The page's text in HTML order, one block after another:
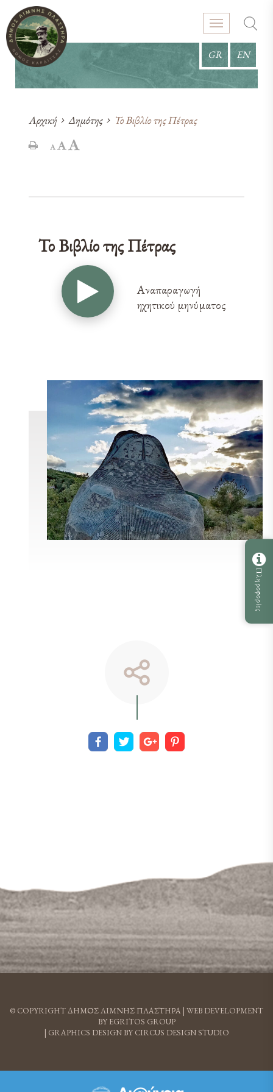
GR EN
Αρχική Δημότης Το Βιβλίο της Πέτρας
Το Βιβλίο της Πέτρας
Αναπαραγωγή
ηχητικού μηνύματος
Πληροφορίες
© COPYRIGHT ΔΗΜΟΣ ΛΙΜΝΗΣ ΠΛΑΣΤΗΡΑ | WEB DEVELOPMENT
BY EGRITOS GROUP
| GRAPHICS DESIGN BY CIRCUS DESIGN STUDIO